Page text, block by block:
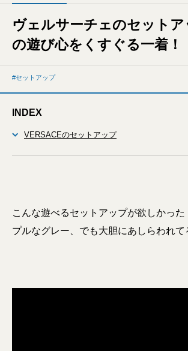
ヴェルサーチェのセットア
の遊び心をくすぐる一着！
セットアップ
INDEX
VERSACEのセットアップ
こんな遊べるセットアップが欲しかった
プルなグレー、でも大胆にあしらわれて